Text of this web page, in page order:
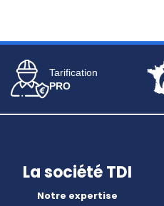
Tarification
PRO
La société TDI
Notre expertise